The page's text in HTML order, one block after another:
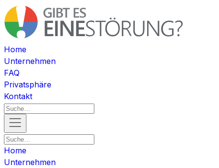
Home
Unternehmen
FAQ
Privatsphäre
Kontakt
Home
Unternehmen